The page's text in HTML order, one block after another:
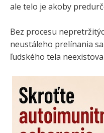
ale telo je akoby
Bez procesu
neustáleho prelínania
ľudského tela